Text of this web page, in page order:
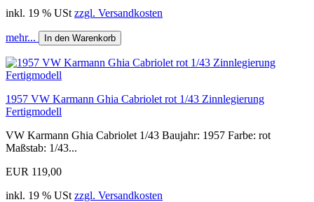
inkl. 19 % USt zzgl. Versandkosten
mehr... In den Warenkorb
1957 VW Karmann Ghia Cabriolet rot 1/43 Zinnlegierung
Fertigmodell
VW Karmann Ghia Cabriolet 1/43 Baujahr: 1957 Farbe: rot
Maßstab: 1/43...
EUR 119,00
inkl. 19 % USt zzgl. Versandkosten